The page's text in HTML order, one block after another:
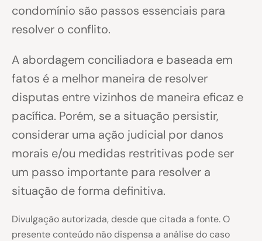
condomínio são passos essenciais para
resolver o conflito.
A abordagem conciliadora e baseada em
fatos é a melhor maneira de resolver
disputas entre vizinhos de maneira eficaz e
pacífica. Porém, se a situação persistir,
considerar uma ação judicial por danos
morais e/ou medidas restritivas pode ser
um passo importante para resolver a
situação de forma definitiva.
Divulgação autorizada, desde que citada a fonte. O
presente conteúdo não dispensa a análise do caso